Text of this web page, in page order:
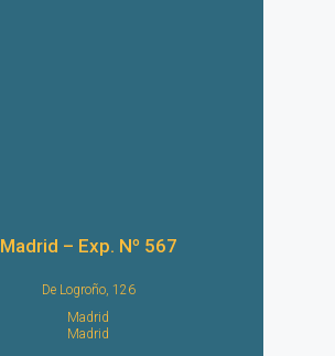
Madrid – Exp. Nº 567
De Logroño, 126
Madrid
Madrid